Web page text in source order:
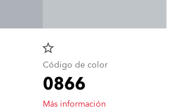
star_border
Código de color
0866
Más información